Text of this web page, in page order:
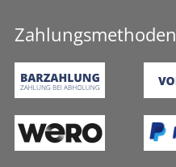
Zahlungsmethoden